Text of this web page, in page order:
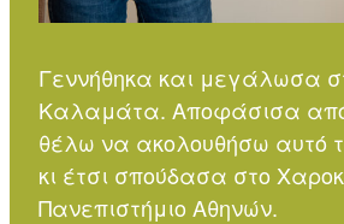
Γεννήθηκα και μεγάλωσα
Καλαμάτα. Αποφάσισα από
θέλω να ακολουθήσω αυτό
κι έτσι σπούδασα στο
Πανεπιστήμιο Αθηνών.